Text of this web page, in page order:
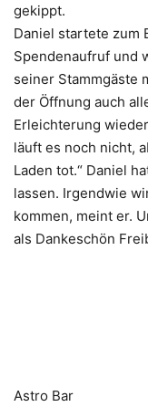
gekippt.
Daniel startete zum
Spendenaufruf und
seiner Stammgäste
der Öffnung auch
Erleichterung
läuft es noch nicht,
Laden tot.“ Daniel
lassen. Irgendwie
kommen, meint er.
als Dankeschön
Astro Bar